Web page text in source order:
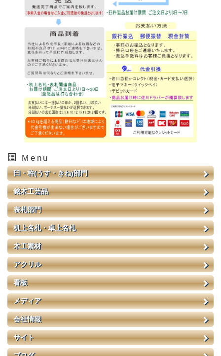
Menu
臼・杵(うす・きね)部門
銘木工芸品
表札部門
机上名札・卓上名札
木工素材
アクリル
看板
メディア
会社情報
サイト